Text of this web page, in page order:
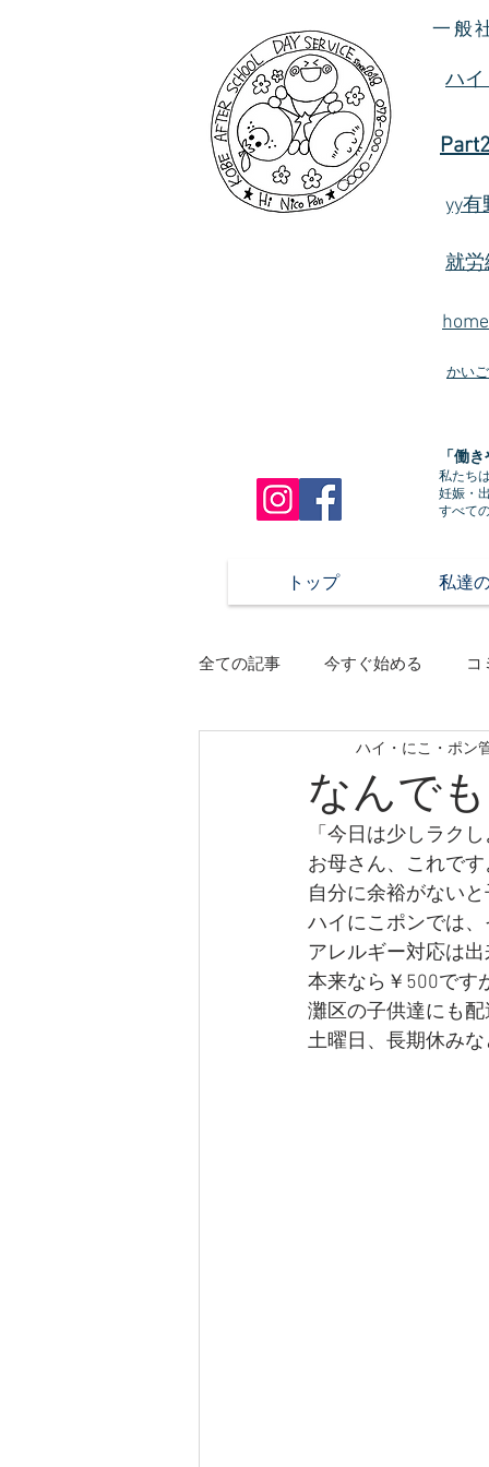
一般
ハ
yy
就
かい
「働
私たち
妊娠・
すべて
トップ 私達
全ての記事 今すぐ始める コ
なんで
ハイ・にこ・ポン
「今日は少しラク
お母さん、これで
自分に余裕がない
ハイにこポンでは
アレルギー対応は
本来なら￥500です
灘区の子供達にも
土曜日、長期休み